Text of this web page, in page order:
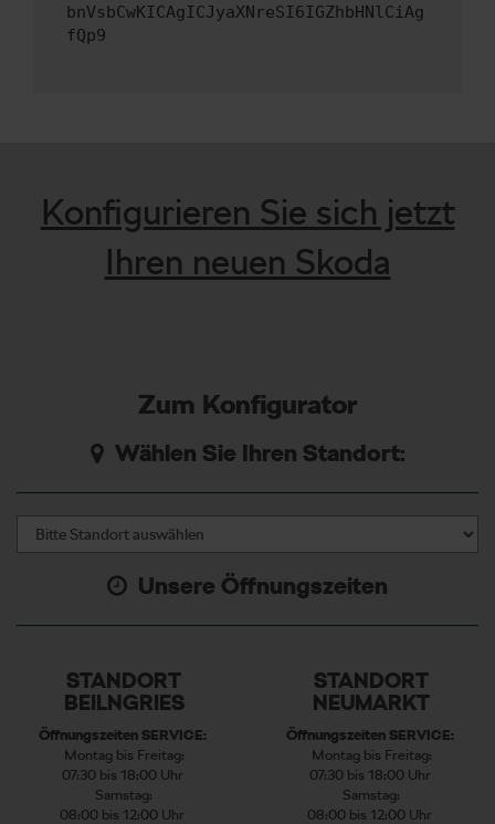
bnVsbCwKICAgICJyaXNreSI6IGZhbHNlCiAg
fQp9
Konfigurieren Sie sich jetzt
Ihren neuen Skoda
Zum Konfigurator
Wählen Sie Ihren Standort:
Unsere Öffnungszeiten
STANDORT
BEILNGRIES
Öffnungszeiten SERVICE:
Montag bis Freitag:
07:30 bis 18:00 Uhr
Samstag:
08:00 bis 12:00 Uhr
STANDORT
NEUMARKT
Öffnungszeiten SERVICE:
Montag bis Freitag:
07:30 bis 18:00 Uhr
Samstag:
08:00 bis 12:00 Uhr